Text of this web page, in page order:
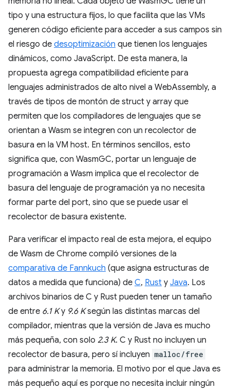
tipo y una estructura fijos, lo que facilita que las VMs
generen código eficiente para acceder a sus campos sin
el riesgo de desoptimización que tienen los lenguajes
dinámicos, como JavaScript. De esta manera, la
propuesta agrega compatibilidad eficiente para
lenguajes administrados de alto nivel a WebAssembly, a
través de tipos de montón de struct y array que
permiten que los compiladores de lenguajes que se
orientan a Wasm se integren con un recolector de
basura en la VM host. En términos sencillos, esto
significa que, con WasmGC, portar un lenguaje de
programación a Wasm implica que el recolector de
basura del lenguaje de programación ya no necesita
formar parte del port, sino que se puede usar el
recolector de basura existente.
Para verificar el impacto real de esta mejora, el equipo
de Wasm de Chrome compiló versiones de la
comparativa de Fannkuch (que asigna estructuras de
datos a medida que funciona) de C, Rust y Java. Los
archivos binarios de C y Rust pueden tener un tamaño
de entre 6.1 Ky 9.6 Ksegún las distintas marcas del
compilador, mientras que la versión de Java es mucho
más pequeña, con solo 2.3 K. C y Rust no incluyen un
recolector de basura, pero sí incluyen malloc/free
para administrar la memoria. El motivo por el que Java es
más pequeño aquí es porque no necesita incluir ningún